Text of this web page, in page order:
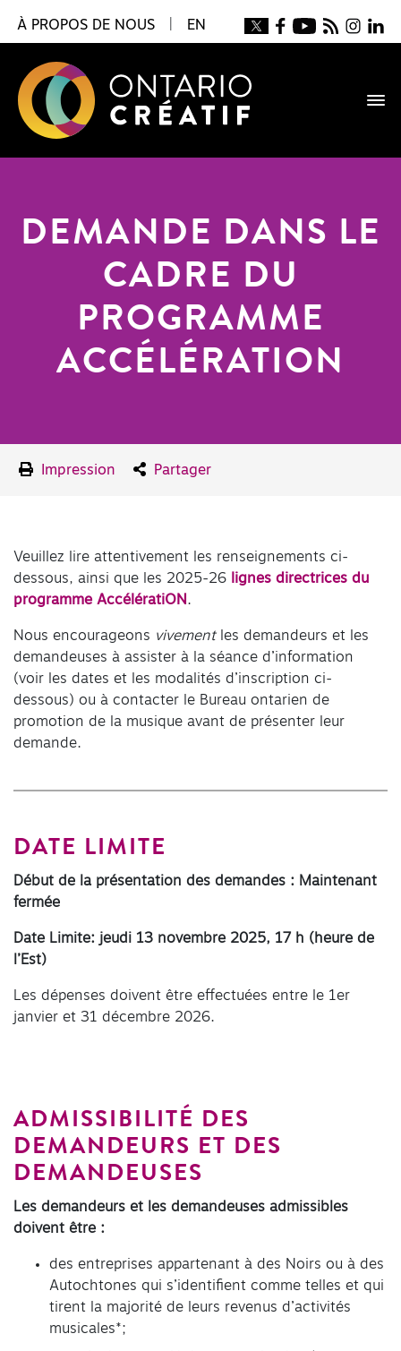
À PROPOS DE NOUS EN
DEMANDE DANS LE
CADRE DU
PROGRAMME
ACCÉLÉRATION
Impression Partager
Veuillez lire attentivement les renseignements ci-
dessous, ainsi que les 2025-26
lignes directrices du
programme AccélératiON .
Nous encourageons vivementles demandeurs et les
demandeuses à assister à la séance d’information
(voir les dates et les modalités d’inscription ci-
dessous) ou à contacter le Bureau ontarien de
promotion de la musique avant de présenter leur
demande.
DATE LIMITE
Début de la présentation des demandes : Maintenant
fermée
Date Limite: jeudi 13 novembre 2025, 17 h (heure de
l’Est)
Les dépenses doivent être effectuées entre le 1er
janvier et 31 décembre 2026.
ADMISSIBILITÉ DES
DEMANDEURS ET DES
DEMANDEUSES
Les demandeurs et les demandeuses admissibles
doivent être :
des entreprises appartenant à des Noirs ou à des
Autochtones qui s’identifient comme telles et qui
tirent la majorité de leurs revenus d’activités
musicales*;